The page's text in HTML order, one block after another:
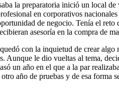
la preparatoria inició un local de
en corporativos
de negocio. Tenía el
asesoría en la compra de
con la inquietud de crear
Aunque le dio vueltas al tema,
un año en el que a la par
año de pruebas y de esa forma